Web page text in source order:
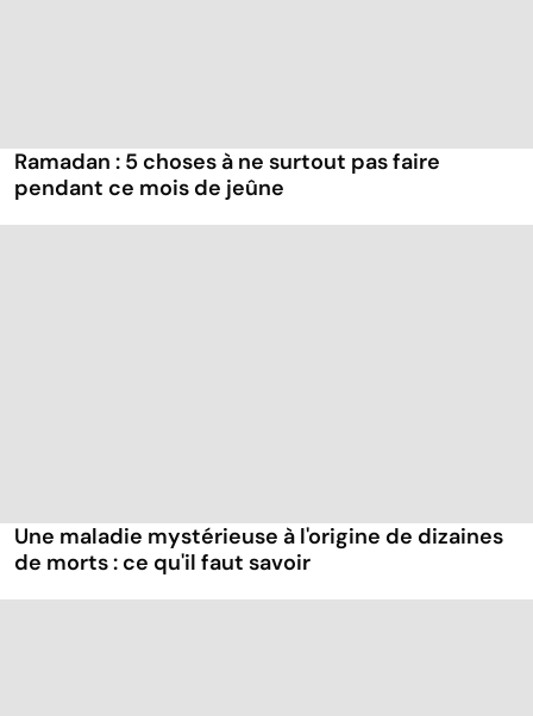
Ramadan : 5 choses à ne surtout pas faire
pendant ce mois de jeûne
Une maladie mystérieuse à l'origine de dizaines
de morts : ce qu'il faut savoir